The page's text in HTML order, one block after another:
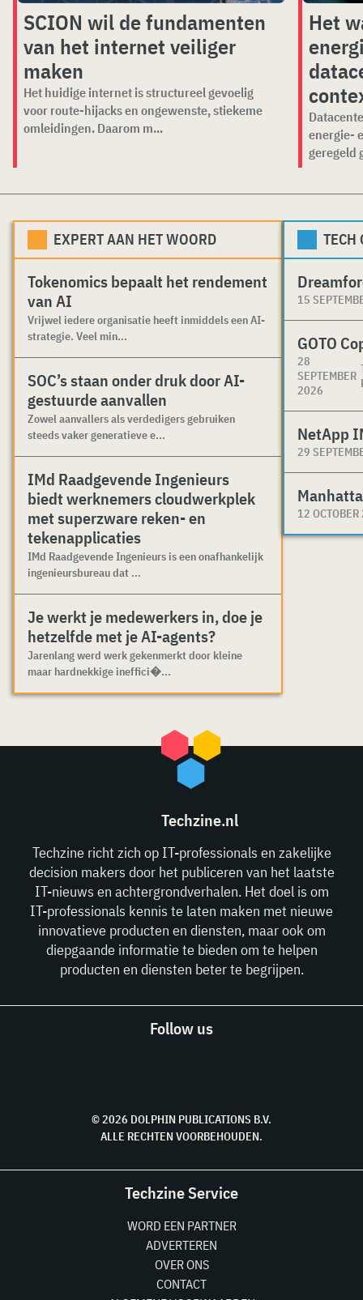
SCION wil de fundamenten
van het internet veiliger
maken
Het huidige internet is structureel gevoelig
voor route-hijacks en ongewenste, stiekeme
omleidingen. Daarom m...
Het
energie-
geregeld
EXPERT AAN HET WOORD
Tokenomics bepaalt het rendement
van AI
Vrijwel iedere organisatie heeft inmiddels een AI-
strategie. Veel min...
SOC’s staan onder druk door AI-
gestuurde aanvallen
Zowel aanvallers als verdedigers gebruiken
steeds vaker generatieve e...
IMd Raadgevende Ingenieurs
biedt werknemers cloudwerkplek
met superzware reken- en
tekenapplicaties
IMd Raadgevende Ingenieurs is een onafhankelijk
ingenieursbureau dat ...
Je werkt je medewerkers in, doe je
hetzelfde met je AI-agents?
Jarenlang werd werk gekenmerkt door kleine
maar hardnekkige ineffici�...
TECH
15
GOTO
28
SEPTEMBER
2026
NetApp
29
12
Techzine.nl
Techzine richt zich op IT-professionals en zakelijke
decision makers door het publiceren van het laatste
IT-nieuws en achtergrondverhalen. Het doel is om
IT-professionals kennis te laten maken met nieuwe
innovatieve producten en diensten, maar ook om
diepgaande informatie te bieden om te helpen
producten en diensten beter te begrijpen.
Follow us
© 2026 DOLPHIN PUBLICATIONS B.V.
ALLE RECHTEN VOORBEHOUDEN.
Techzine Service
WORD EEN PARTNER
ADVERTEREN
OVER ONS
CONTACT